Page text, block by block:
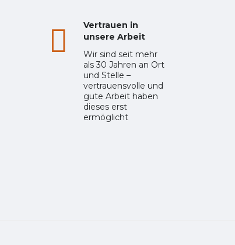
Vertrauen in
unsere Arbeit
Wir sind seit mehr
als 30 Jahren an Ort
und Stelle –
vertrauensvolle und
gute Arbeit haben
dieses erst
ermöglicht